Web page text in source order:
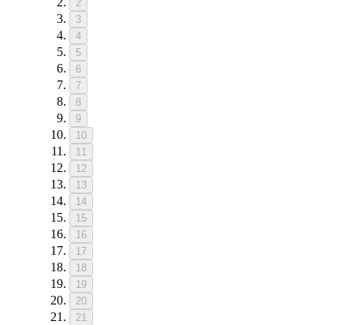
2
3
4
5
6
7
8
9
10
11
12
13
14
15
16
17
18
19
20
21